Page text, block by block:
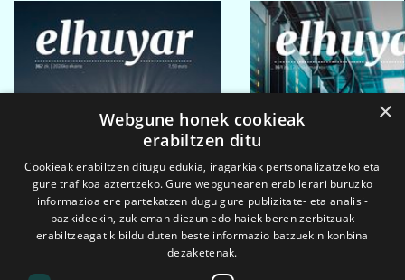
×
Webgune honek cookieak
erabiltzen ditu
Cookieak erabiltzen ditugu edukia, iragarkiak pertsonalizatzeko eta
gure trafikoa aztertzeko. Gure webgunearen erabilerari buruzko
informazioa ere partekatzen dugu gure publizitate- eta analisi-
bazkideekin, zuk eman diezun edo haiek beren zerbitzuak
erabiltzeagatik bildu duten beste informazio batzuekin konbina
dezaketenak.